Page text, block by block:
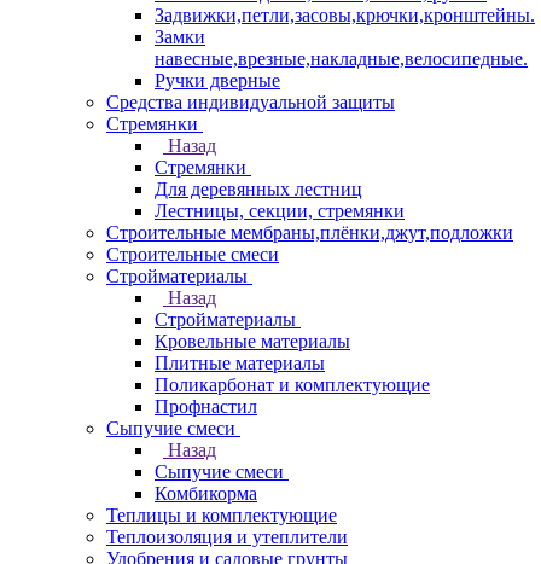
Задвижки,петли,засовы,крючки,кронштейны.
Замки
навесные,врезные,накладные,велосипедные.
Ручки дверные
Средства индивидуальной защиты
Стремянки
Назад
Стремянки
Для деревянных лестниц
Лестницы, секции, стремянки
Строительные мембраны,плёнки,джут,подложки
Строительные смеси
Стройматериалы
Назад
Стройматериалы
Кровельные материалы
Плитные материалы
Поликарбонат и комплектующие
Профнастил
Сыпучие смеси
Назад
Сыпучие смеси
Комбикорма
Теплицы и комплектующие
Теплоизоляция и утеплители
Удобрения и садовые грунты